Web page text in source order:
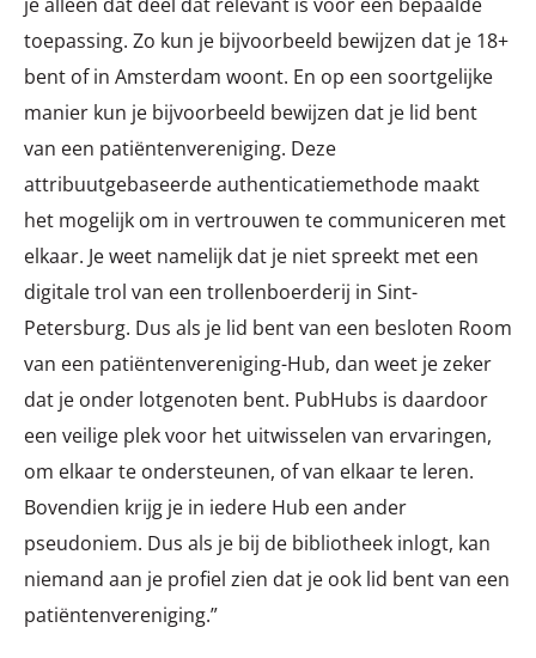
toepassing. Zo kun je bijvoorbeeld bewijzen dat je 18+
bent of in Amsterdam woont. En op een soortgelijke
manier kun je bijvoorbeeld bewijzen dat je lid bent
van een patiëntenvereniging. Deze
attribuutgebaseerde authenticatiemethode maakt
het mogelijk om in vertrouwen te communiceren met
elkaar. Je weet namelijk dat je niet spreekt met een
digitale trol van een trollenboerderij in Sint-
Petersburg. Dus als je lid bent van een besloten Room
van een patiëntenvereniging-Hub, dan weet je zeker
dat je onder lotgenoten bent. PubHubs is daardoor
een veilige plek voor het uitwisselen van ervaringen,
om elkaar te ondersteunen, of van elkaar te leren.
Bovendien krijg je in iedere Hub een ander
pseudoniem. Dus als je bij de bibliotheek inlogt, kan
niemand aan je profiel zien dat je ook lid bent van een
patiëntenvereniging.”